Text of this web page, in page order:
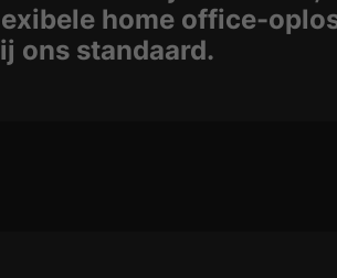
home office-
ons standaard.